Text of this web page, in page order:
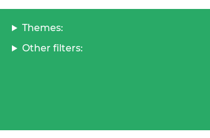
Themes:
Other filters: